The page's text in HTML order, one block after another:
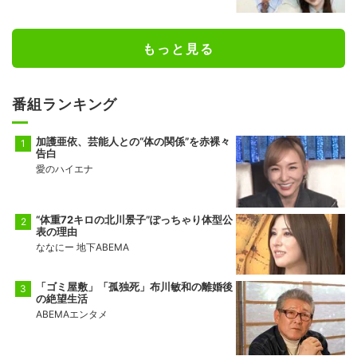
もっと見る
番組ランキング
加護亜依、芸能人との“体の関係”を赤裸々
告白
愛のハイエナ
“体重72キロの北川景子”ぽっちゃり体型公
表の理由
ななにー 地下ABEMA
「ゴミ屋敷」「孤独死」布川敏和の離婚後
の絶望生活
ABEMAエンタメ